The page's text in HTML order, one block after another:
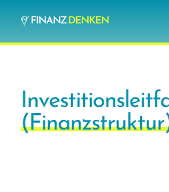
Inhalt
springen
Investieren lernen